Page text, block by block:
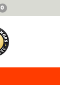
0